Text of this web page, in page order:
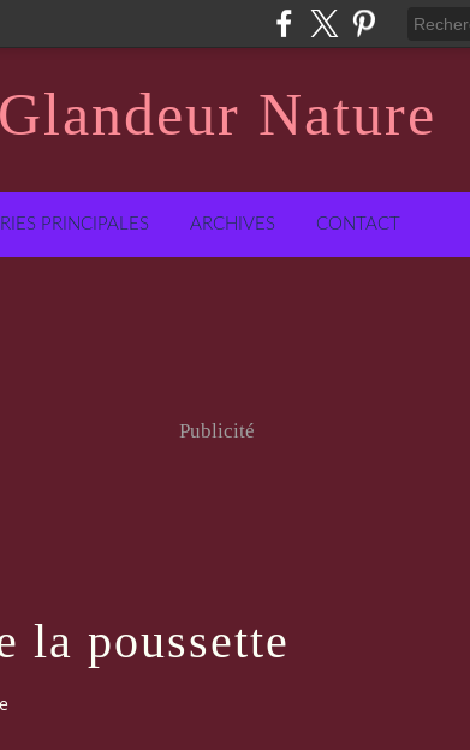
Glandeur Nature
PRINCIPALES ARCHIVES CONTACT
Publicité
la poussette